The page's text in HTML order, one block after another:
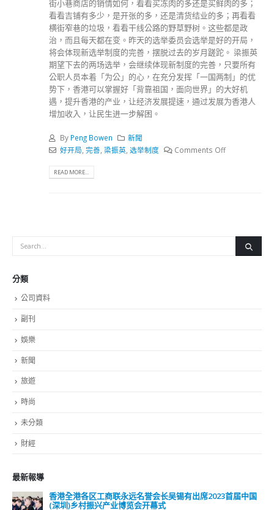
街小巷商店的销情如何，看看买冻肉的多还是买鲜肉的多；
看看吉铺有多少，是开张的多，还是清货结业的多；再看看
横街窄巷的垃圾，看看干线公路的野草野树。这些都是政
治，而且每天都在变。昨天的选举委员会选举是好的开局，
将会体现新选举制度的完善，摆脱过去的岁月蹉跎。 梁振英
期望下去的两场选举，会继续体现新制度的完善，只要所有
公职人员本着「为公」的心，在充分发挥「一国两制」的优
势下，香港可以掌握好「背靠祖国，面向世界」的大好机
遇，提升香港的产业，让经济发展提速，通过发展为香港人
增加收入，让民生进一步解困。
By Peng Bowen
新聞
好开局 完善 梁振英, 选举制度 Comments Off
READ MORE...
分類
公司資料
副刊
娛樂
新聞
旅遊
時尚
未分類
財經
最新報導
香港全港各区工商联永远名誉会长吴锡有出席2023首届中国
(深圳)乡村振兴产业博览会开幕式